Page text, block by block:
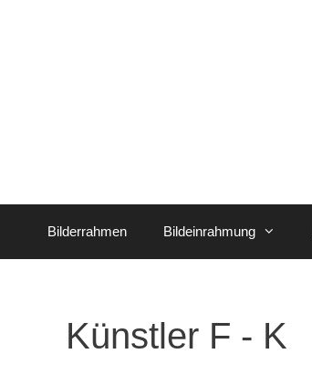
Bilderrahmen Bildeinrahmung
Künstler F - K